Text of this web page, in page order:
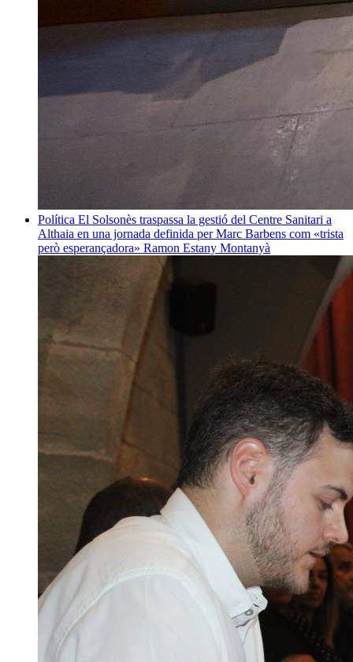
Política El Solsonès traspassa la gestió del Centre Sanitari a
Althaia en una jornada definida per Marc Barbens com «trista
però esperançadora» Ramon Estany Montanyà